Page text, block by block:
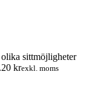
sittmöjligheter
krPrisintervall:
exkl. moms